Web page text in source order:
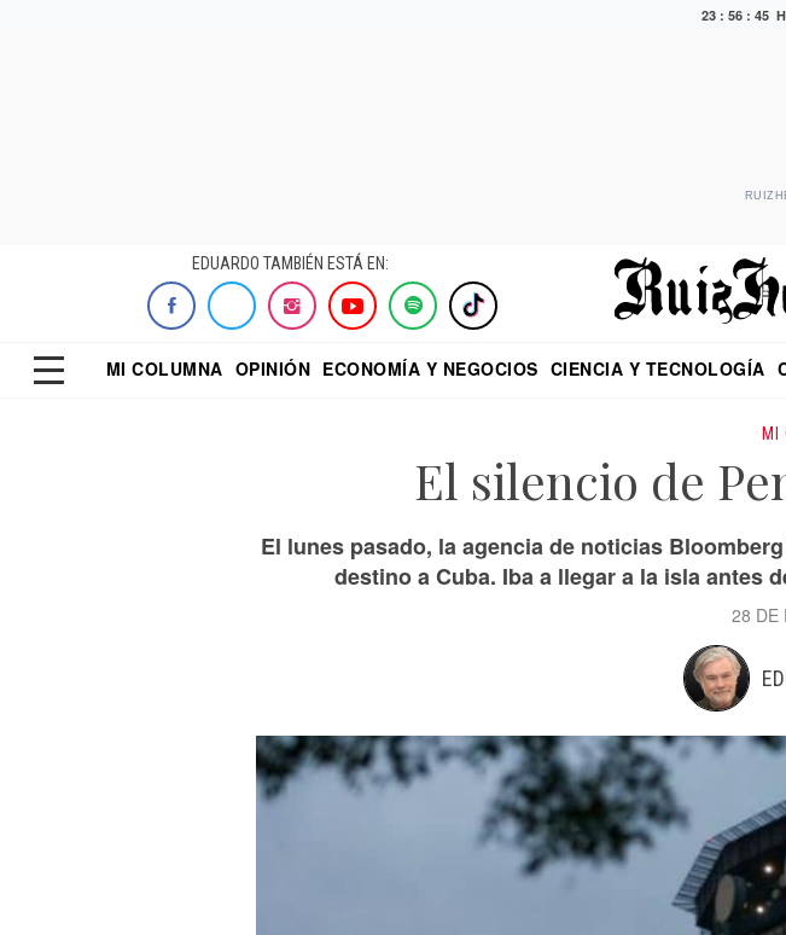
23 : 56 : 46
EDUARDO TAMBIÉN ESTÁ EN:
MI COLUMNA OPINIÓN ECONOMÍA Y NEGOCIOS CIENCIA Y TECNOLOGÍA
MI
El silencio de
El lunes pasado, la agencia de noticias
destino a Cuba. Iba a llegar a la isla antes
28 DE